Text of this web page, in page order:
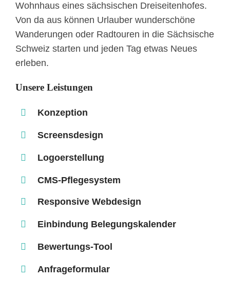
Wohnhaus eines sächsischen Dreiseitenhofes.
Von da aus können Urlauber wunderschöne
Wanderungen oder Radtouren in die Sächsische
Schweiz starten und jeden Tag etwas Neues
erleben.
Unsere Leistungen
Konzeption
Screensdesign
Logoerstellung
CMS-Pflegesystem
Responsive Webdesign
Einbindung Belegungskalender
Bewertungs-Tool
Anfrageformular